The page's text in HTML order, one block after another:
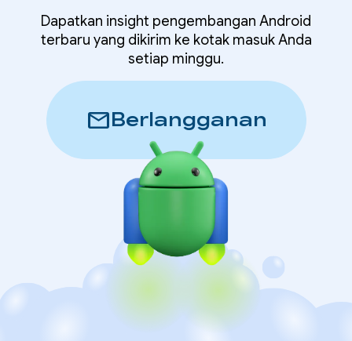
Dapatkan insight pengembangan Android
terbaru yang dikirim ke kotak masuk Anda
setiap minggu.
mailBerlangganan